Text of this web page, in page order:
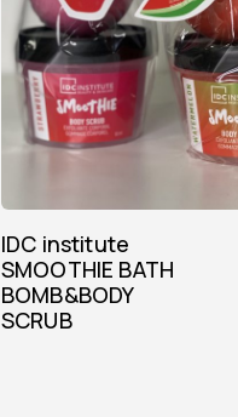
IDC institute
SMOOTHIE BATH
BOMB&BODY
SCRUB